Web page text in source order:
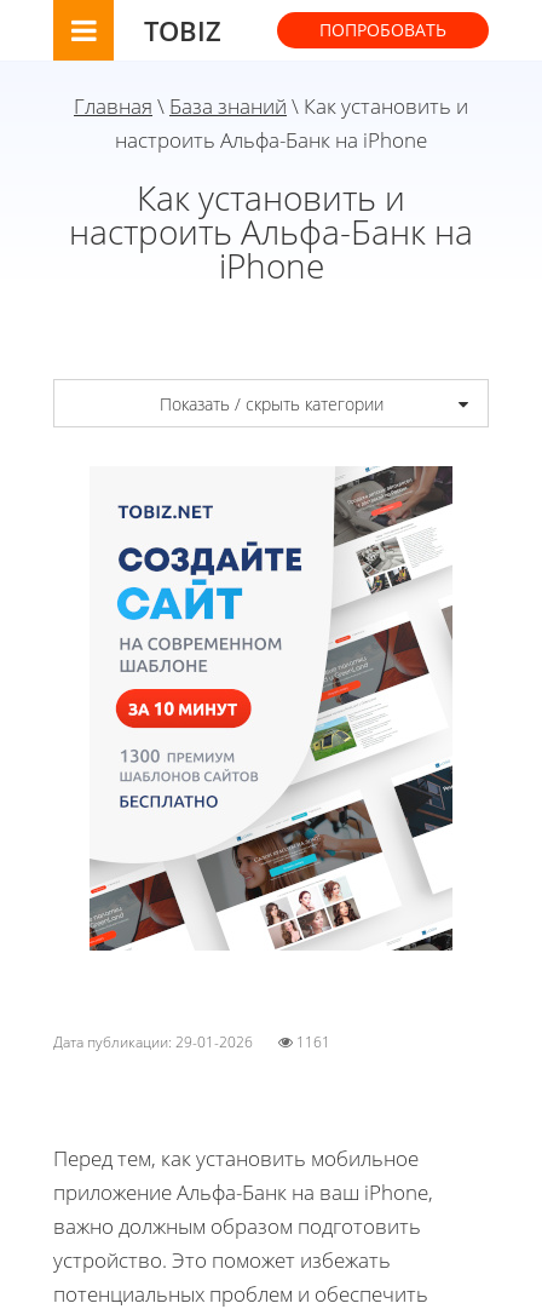
TOBIZ ПОПРОБОВАТЬ
Главная \ База знаний \ Как установить и
настроить Альфа-Банк на iPhone
Как установить и
настроить Альфа-Банк на
iPhone
Показать / скрыть категории
Дата публикации: 29-01-2026 1161
Перед тем, как установить мобильное
приложение Альфа-Банк на ваш iPhone,
важно должным образом подготовить
устройство. Это поможет избежать
потенциальных проблем и обеспечить